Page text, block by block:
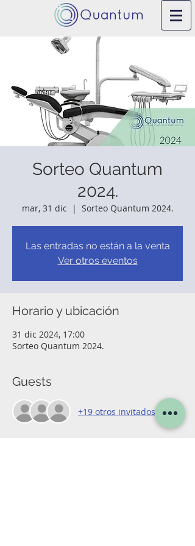
Sorteo Quantum
2024.
mar, 31 dic
  |
Sorteo Quantum 2024.
Las entradas no están a la venta
Ver otros eventos
Horario y ubicación
31 dic 2024, 17:00
Sorteo Quantum 2024.
Guests
+19 otros invitados